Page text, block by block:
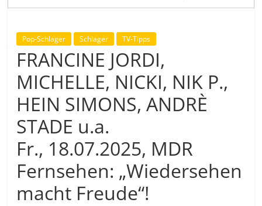
Pop-Schlager Schlager TV-Tipps
FRANCINE JORDI,
MICHELLE, NICKI, NIK P.,
HEIN SIMONS, ANDRÈ
STADE u.a.
Fr., 18.07.2025, MDR
Fernsehen: „Wiedersehen
macht Freude“!